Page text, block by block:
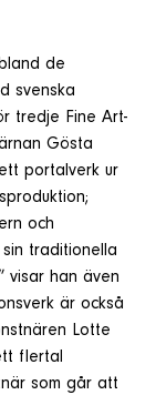
de
svenska
tredje Fine Art-
Gösta
portalverk ur
och
traditionella
visar han även
är också
Lotte
flertal
som går att